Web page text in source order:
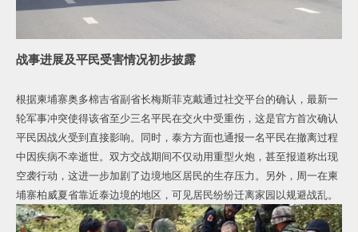
战事进展及平民受害情况初步披露
根据柬埔寨奥多棉吉省副省长梅斯菲克戴通过社交平台的确认，最新一
轮军事冲突使得该省至少三名平民在交火中受重伤，这是官方首次确认
平民因战火受到直接影响。同时，泰方方面也通报一名平民在撤离过程
中因疾病不幸逝世。双方交战期间不仅动用重型火炮，甚至报道称出现
空袭行动，这进一步加剧了边境地区居民的生存压力。另外，周一在柬
埔寨柏威夏省靠近泰边境的地区，可见居民纷纷迁离家园以规避战乱。